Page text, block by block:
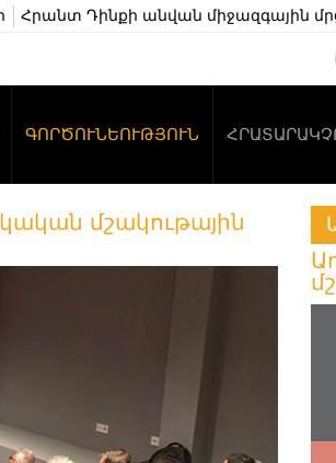
Հրանտ Դինքի անվան միջազգային
ԳՈՐԾՈՒՆԵՈՒԹՅՈՒՆ
մշակութային